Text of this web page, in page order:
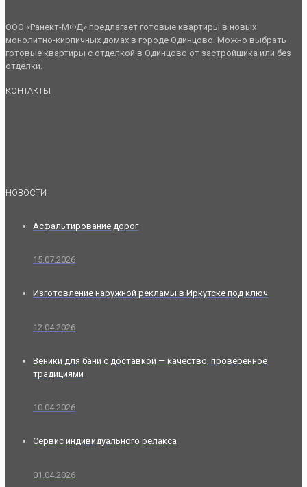
ООО «Ранект-МФД» предлагает готовые квартиры в новых
монолитно-кирпичных домах в городе Одинцово. Можно выбрать
готовые квартиры с отделкой в Одинцово от застройщика или без
отделки.
КОНТАКТЫ
НОВОСТИ
Асфальтирование дорог
15.07.2026
Изготовление наружной рекламы в Иркутске под ключ
12.04.2026
Веники для бани с доставкой — качество, проверенное
традициями
10.04.2026
Сервис индивидуального релакса
01.04.2026